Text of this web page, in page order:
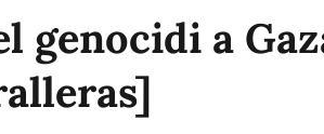
genocidi a